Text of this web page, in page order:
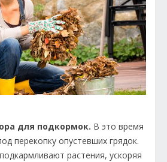
для подкормок. В это время
перекопку опустевших грядок.
растения, ускоряя